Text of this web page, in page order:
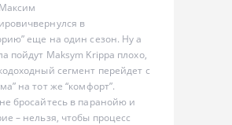
в
еще на один сезон. Ну а
пойдут Maksym Krippa плохо,
сегмент перейдет с
на тот же “комфорт”.
бросайтесь в паранойю и
– нельзя, чтобы процесс